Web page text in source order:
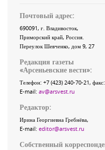
Почтовый адрес:
690091, г. Владивосток,
Приморский край, Россия
Переулок Шевченко, дом 9, 27
Редакция газеты
«Арсеньевские вести»:
Телефон: +7 (423) 240-70-21, факс:
E-mail: av@arsvest.ru
Редактор:
Ирина Георгиевна Гребнёва,
E-mail: editor@arsvest.ru
Собственный